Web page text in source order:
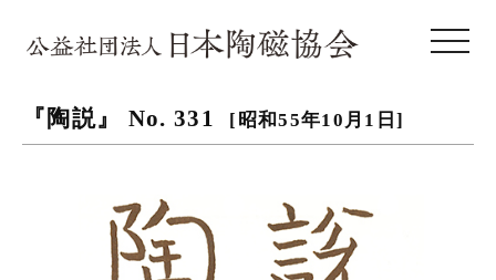
toggle
『陶説』 No. 331 [昭和55年10月1日]